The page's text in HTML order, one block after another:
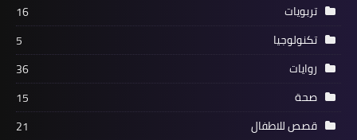
تربويات
16
تكنولوجيا
5
روايات
36
صحة
15
قصص للاطفال
21